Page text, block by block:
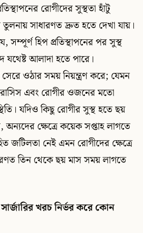
রোগীদের সুস্থতা হাঁটু
তুলনায় সাধারণত দ্রুত হতে দেখা যায়।
সম্পূর্ণ হিপ প্রতিস্থাপনের পর সুস্থ
আলাদা হতে পারে।
ওঠার সময় নিয়ন্ত্রণ করে; যেমন
এবং রোগীর ওজনের মতো
যদিও কিছু রোগীর সুস্থ হতে ছয়
ক্ষেত্রে কয়েক সপ্তাহ লাগতে
জটিলতা নেই এমন রোগীদের ক্ষেত্রে
তিন থেকে ছয় মাস সময় লাগতে
সার্জারির খরচ নির্ভর করে কোন